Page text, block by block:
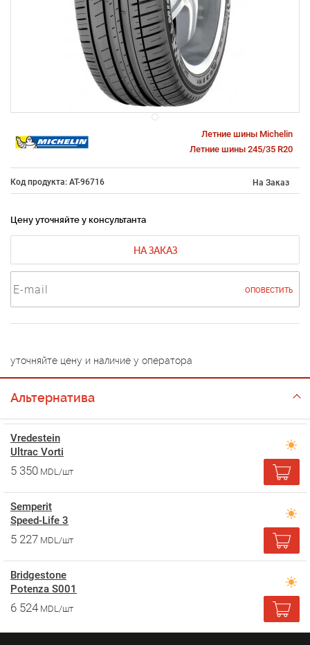
Летние шины Michelin
Летние шины 245/35 R20
Код продукта: AT-96716 На Заказ
Цену уточняйте у консультанта
НА ЗАКАЗ
ОПОВЕСТИТЬ
уточняйте цену и наличие у оператора
Альтернатива
Vredestein
Ultrac Vorti
5 350 MDL/шт
Semperit
Speed-Life 3
5 227 MDL/шт
Bridgestone
Potenza S001
6 524 MDL/шт